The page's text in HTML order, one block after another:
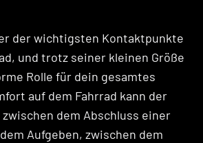
der wichtigsten Kontaktpunkte
und trotz seiner kleinen Größe
Rolle für dein gesamtes
auf dem Fahrrad kann der
dem Abschluss einer
Aufgeben, zwischen dem